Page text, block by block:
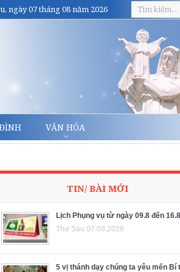
ngày 07 tháng 08 năm 2026
VĂN HÓA
TIN/ BÀI MỚI
Lịch Phụng vụ từ ngày 09.8 đến
Thứ Sáu 07.08.2026
5 vị thánh dạy chúng ta yêu mến Bí